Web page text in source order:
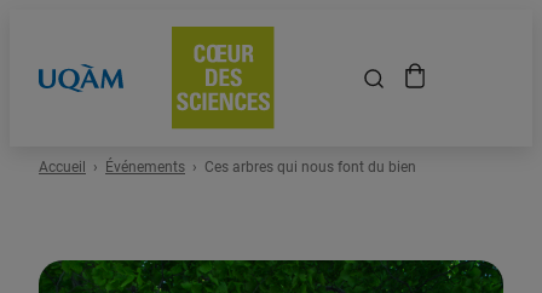
Espace scolaire
Accueil Événements Ces arbres qui nous font du bien